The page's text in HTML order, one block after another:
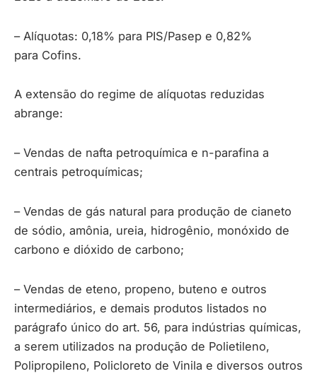
– Alíquotas: 0,18% para PIS/Pasep e 0,82%
para Cofins.
A extensão do regime de alíquotas reduzidas
abrange:
– Vendas de nafta petroquímica e n-parafina a
centrais petroquímicas;
– Vendas de gás natural para produção de cianeto
de sódio, amônia, ureia, hidrogênio, monóxido de
carbono e dióxido de carbono;
– Vendas de eteno, propeno, buteno e outros
intermediários, e demais produtos listados no
parágrafo único do art. 56, para indústrias químicas,
a serem utilizados na produção de Polietileno,
Polipropileno, Policloreto de Vinila e diversos outros